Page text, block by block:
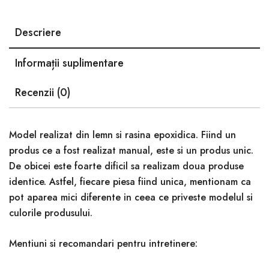
Descriere
Informații suplimentare
Recenzii (0)
Model realizat din lemn si rasina epoxidica. Fiind un
produs ce a fost realizat manual, este si un produs unic.
De obicei este foarte dificil sa realizam doua produse
identice. Astfel, fiecare piesa fiind unica, mentionam ca
pot aparea mici diferente in ceea ce priveste modelul si
culorile produsului.
Mentiuni si recomandari pentru intretinere: